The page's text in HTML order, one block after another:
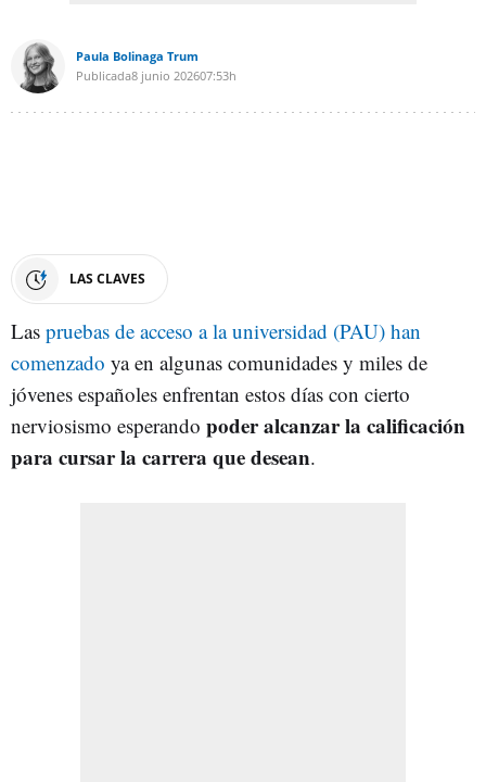
Paula Bolinaga Trum
Publicada8 junio 202607:53h
LAS CLAVES
Las pruebas de acceso a la universidad (PAU) han
comenzado ya en algunas comunidades y miles de
jóvenes españoles enfrentan estos días con cierto
nerviosismo esperando poder alcanzar la calificación
para cursar la carrera que desean.